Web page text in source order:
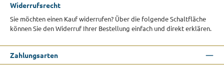
Widerrufsrecht
Sie möchten einen Kauf widerrufen? Über die folgende Schaltfläche
können Sie den Widerruf Ihrer Bestellung einfach und direkt erklären.
Zahlungsarten